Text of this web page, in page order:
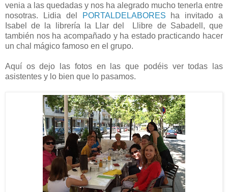
venia a las quedadas y nos ha alegrado mucho tenerla entre
nosotras. Lidia del
PORTALDELABORES ha invitado a
Isabel de la librería la Llar del Llibre de Sabadell, que
también nos ha acompañado y ha estado practicando hacer
un chal mágico famoso en el grupo.
Aquí os dejo las fotos en las que podéis ver todas las
asistentes y lo bien que lo pasamos.